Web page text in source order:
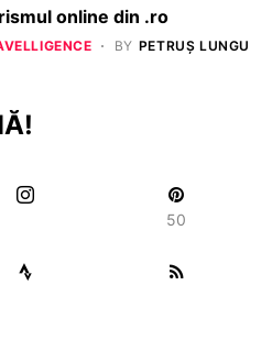
online din .ro
BY PETRUȘ LUNGU
50